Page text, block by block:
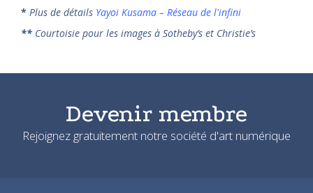
* Plus de détails Yayoi Kusama – Réseau de l'infini
** Courtoisie pour les images à Sotheby’s et Christie’s
Devenir membre
Rejoignez gratuitement notre société d'art numérique